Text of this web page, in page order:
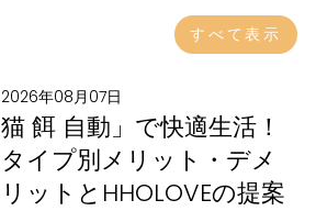
すべて表示
2026年08月07日
猫 餌 自動」で快適生活！
タイプ別メリット・デメ
リットとHHOLOVEの提案